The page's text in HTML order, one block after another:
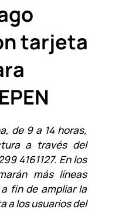
tarjeta
de 9 a 14 horas,
a través del
4161127. En los
más líneas
fin de ampliar la
a los usuarios del